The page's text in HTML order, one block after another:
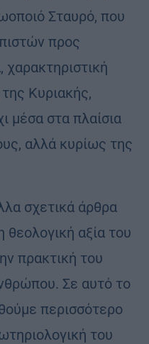
Σταυρό, που
προς
χαρακτηριστική
Κυριακής,
μέσα στα πλαίσια
αλλά κυρίως της
σχετικά άρθρα
θεολογική αξία του
πρακτική του
Σε αυτό το
περισσότερο
του